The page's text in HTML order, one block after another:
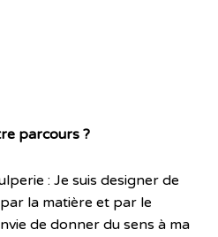
parcours ?
: Je suis designer de
la matière et par le
de donner du sens à ma